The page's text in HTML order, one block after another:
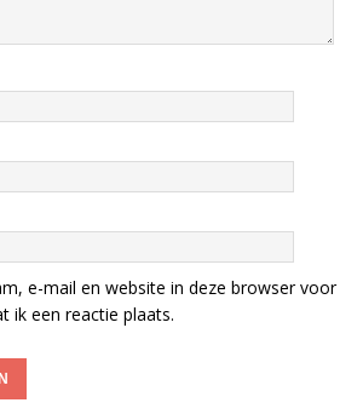
e-mail en website in deze browser voor
ik een reactie plaats.